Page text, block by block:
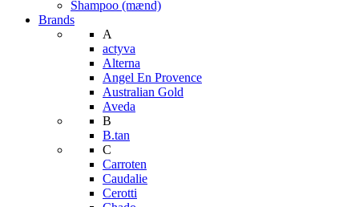
Shampoo (mænd)
Brands
A
actyva
Alterna
Angel En Provence
Australian Gold
Aveda
B
B.tan
C
Carroten
Caudalie
Cerotti